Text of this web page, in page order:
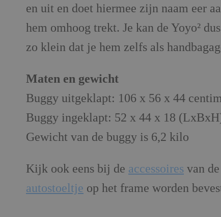
en uit en doet hiermee zijn naam eer
hem omhoog trekt. Je kan de Yoyo²
zo klein dat je hem zelfs als
Maten en gewicht
Buggy uitgeklapt: 106 x 56 x 44
Buggy ingeklapt: 52 x 44 x 18
Gewicht van de buggy is 6,2 kilo
Kijk ook eens bij de accessoires van
autostoeltje op het frame worden